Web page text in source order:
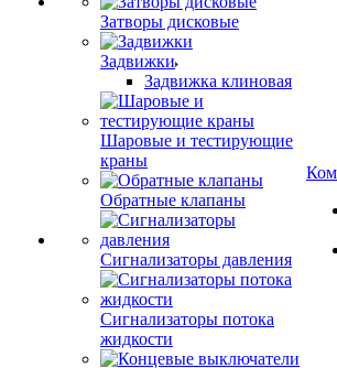
Затворы дисковые
Задвижки
Задвижка клиновая
Шаровые и тестирующие
краны
Обратные клапаны
Сигнализаторы давления
Сигнализаторы потока
жидкости